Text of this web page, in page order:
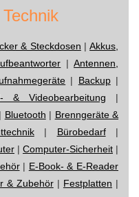
& Steckdosen |Akkus,
|Antennen,
| Backup|
& Videobearbeitung |
Bluetooth | Brenngeräte &
| Bürobedarf|
| Computer-Sicherheit |
| E-Book- & E-Reader
& Zubehör| Festplatten |